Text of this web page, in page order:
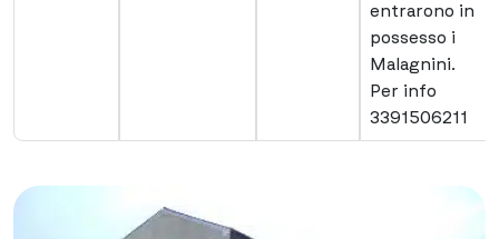
entrarono in
possesso i
Malagnini.
Per info
3391506211